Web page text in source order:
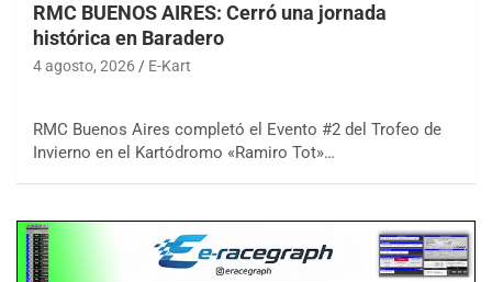
RMC BUENOS AIRES: Cerró una jornada
histórica en Baradero
4 agosto, 2026 E-Kart
RMC Buenos Aires completó el Evento #2 del Trofeo de
Invierno en el Kartódromo «Ramiro Tot»…